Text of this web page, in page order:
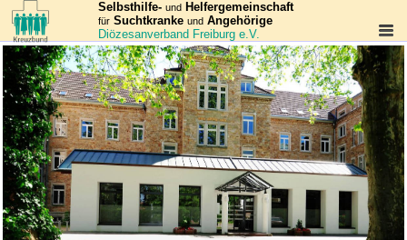
Selbsthilfe- und Helfergemeinschaft
für Suchtkranke und Angehörige
Diözesanverband Freiburg e.V.